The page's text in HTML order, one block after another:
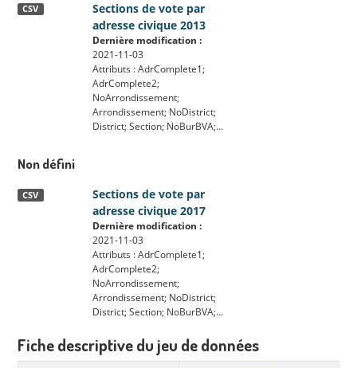
Sections de vote par
adresse civique 2013
CSV
Dernière modification :
2021-11-03
Attributs : AdrComplete1;
AdrComplete2;
NoArrondissement;
Arrondissement; NoDistrict;
District; Section; NoBurBVA;...
Non défini
Sections de vote par
adresse civique 2017
CSV
Dernière modification :
2021-11-03
Attributs : AdrComplete1;
AdrComplete2;
NoArrondissement;
Arrondissement; NoDistrict;
District; Section; NoBurBVA;...
Fiche descriptive du jeu de données